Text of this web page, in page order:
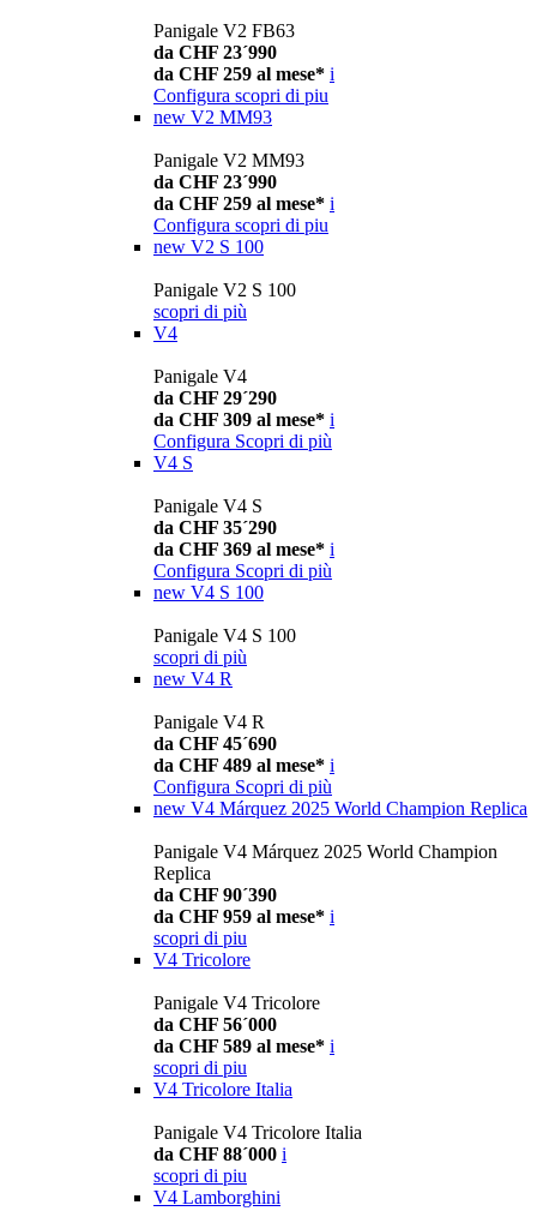
Panigale V2 FB63
da CHF 23´990
da CHF 259 al mese* i
Configura scopri di piu
new V2 MM93
Panigale V2 MM93
da CHF 23´990
da CHF 259 al mese* i
Configura scopri di piu
new V2 S 100
Panigale V2 S 100
scopri di più
V4
Panigale V4
da CHF 29´290
da CHF 309 al mese* i
Configura Scopri di più
V4 S
Panigale V4 S
da CHF 35´290
da CHF 369 al mese* i
Configura Scopri di più
new V4 S 100
Panigale V4 S 100
scopri di più
new V4 R
Panigale V4 R
da CHF 45´690
da CHF 489 al mese* i
Configura Scopri di più
new V4 Márquez 2025 World Champion Replica
Panigale V4 Márquez 2025 World Champion
Replica
da CHF 90´390
da CHF 959 al mese* i
scopri di piu
V4 Tricolore
Panigale V4 Tricolore
da CHF 56´000
da CHF 589 al mese* i
scopri di piu
V4 Tricolore Italia
Panigale V4 Tricolore Italia
da CHF 88´000 i
scopri di piu
V4 Lamborghini